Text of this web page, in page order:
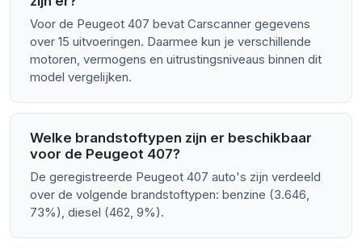
Voor de Peugeot 407 bevat Carscanner gegevens
over 15 uitvoeringen. Daarmee kun je verschillende
motoren, vermogens en uitrustingsniveaus binnen dit
model vergelijken.
Welke brandstoftypen zijn er beschikbaar
voor de Peugeot 407?
De geregistreerde Peugeot 407 auto's zijn verdeeld
over de volgende brandstoftypen: benzine (3.646,
73%), diesel (462, 9%).